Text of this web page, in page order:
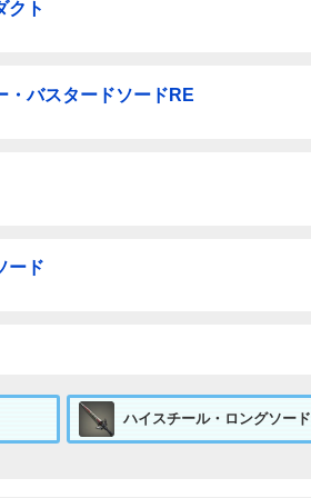
クト
・バスタードソードRE
ード
ハイスチール・ロングソード